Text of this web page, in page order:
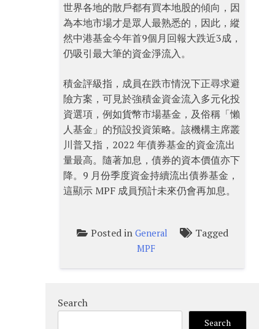
世界各地的散戶都有買本地股的傾向，因
為本地市場才是眾人最熟悉的，因此，縱
然中港基金今年首9個月回報大跌近3成，
仍吸引最大筆的資金淨流入。
積金評級指，成員在跌市情況下正尋求避
險方案，可見於強積金資金流入多元化投
資選項，例如貨幣市場基金，及俗稱「懶
人基金」的預設投資策略。該機構主席叢
川普又指，2022 年債券基金的資金流出
量最高。隨著加息，債券的資本價值亦下
降。9 月份季度資金持續流出債券基金，
這顯示 MPF 成員預計未來仍會再加息。
Posted in General Tagged
MPF
Search
Search